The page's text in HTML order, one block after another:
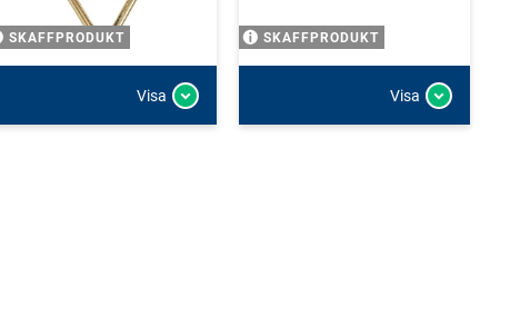
SKAFFPRODUKT
Visa
SKAFFPRODUKT
Visa